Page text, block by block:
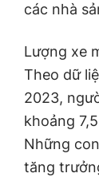
các nhà
Lượng xe
Theo dữ
2023,
khoảng
Những
tăng